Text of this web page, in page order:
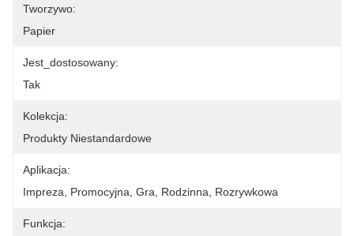
Tworzywo:
Papier
Jest_dostosowany:
Tak
Kolekcja:
Produkty Niestandardowe
Aplikacja:
Impreza, Promocyjna, Gra, Rodzinna, Rozrywkowa
Funkcja: